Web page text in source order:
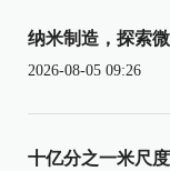
纳米制造，探索
2026-08-05 09:26
十亿分之一米尺